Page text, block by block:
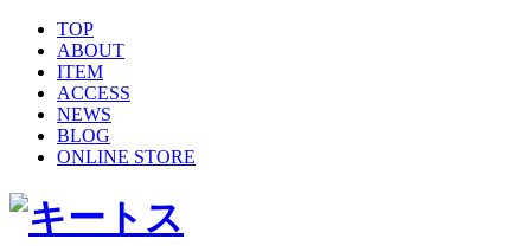
TOP
ABOUT
ITEM
ACCESS
NEWS
BLOG
ONLINE STORE